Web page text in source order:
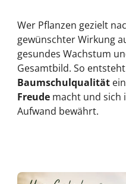
Wer Pflanzen gezielt
gewünschter Wirkung
gesundes Wachstum
Gesamtbild. So
Baumschulqualität
Freude macht und sich
Aufwand bewährt.